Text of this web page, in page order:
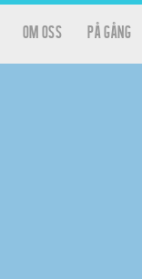
Om oss På gång